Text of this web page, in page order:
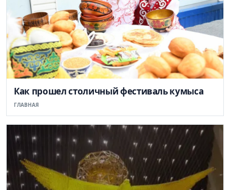
Как прошел столичный фестиваль кумыса
ГЛАВНАЯ